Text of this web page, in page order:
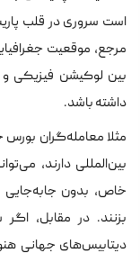
مرجع، موقعیت
بین لوکیشن فیزیکی و
داشته باشد.
مثلا معامله‌گران بورس
خاص، بدون جابه‌جایی
بزنند. در مقابل، اگر
دیتابیس‌های جهانی